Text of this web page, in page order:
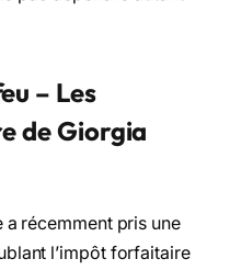
– Les
de Giorgia
a récemment pris une
l’impôt forfaitaire